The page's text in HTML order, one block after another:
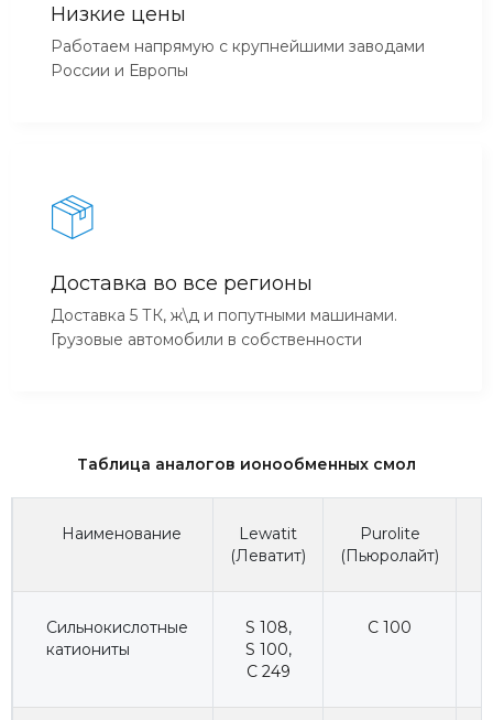
Низкие цены
Работаем напрямую с крупнейшими заводами
России и Европы
Доставка во все регионы
Доставка 5 ТК, ж\д и попутными машинами.
Грузовые автомобили в собственности
Таблица аналогов ионообменных смол
Наименование
Lewatit
(Леватит)
Purolite
(Пьюролайт)
Сильнокислотные
катиониты
S 108,
S 100,
C 249
C 100